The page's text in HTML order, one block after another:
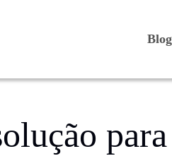
Blog
para